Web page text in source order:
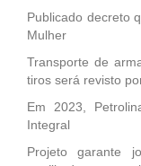
Publicado decreto
Mulher
Transporte de
tiros será revisto
Em 2023,
Integral
Projeto garante